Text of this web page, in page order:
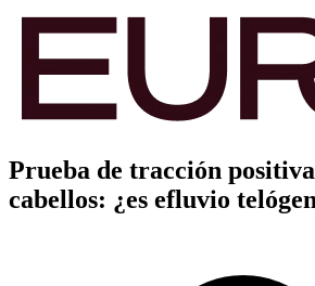
Prueba de tracción
cabellos: ¿es efluvio